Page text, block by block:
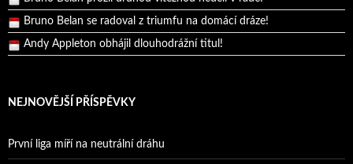
Bruno Belan se radoval z triumfu na domácí dráze!
Andy Appleton obhájil dlouhodrážní titul!
Reprezentační dvojice brala český titul!
NEJNOVĚJŠÍ PŘÍSPĚVKY
První liga míří na neutrální dráhu